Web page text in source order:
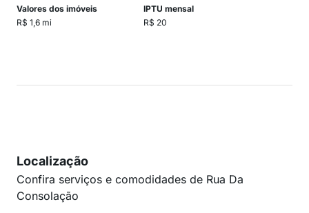
Valores dos imóveis
R$ 1,6 mi
IPTU mensal
R$ 20
Localização
Confira serviços e comodidades de Rua Da
Consolação